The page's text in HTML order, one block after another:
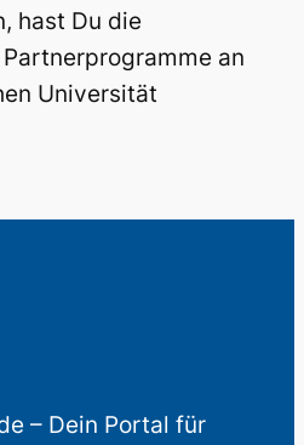
hast Du die
an
Universität
– Dein Portal für